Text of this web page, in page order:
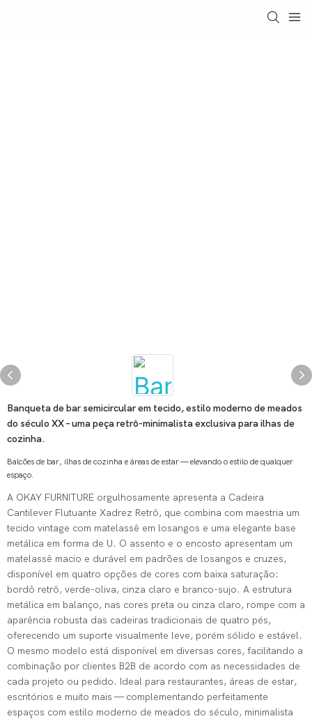
Banqueta de bar semicircular em tecido, estilo moderno de meados
do século XX – uma peça retrô-minimalista exclusiva para ilhas de
cozinha.
Balcões de bar, ilhas de cozinha e áreas de estar — elevando o estilo de qualquer
espaço.
A OKAY FURNITURE orgulhosamente apresenta a Cadeira
Cantilever Flutuante Xadrez Retrô, que combina com maestria um
tecido vintage com matelassê em losangos e uma elegante base
metálica em forma de U. O assento e o encosto apresentam um
matelassê macio e durável em padrões de losangos e cruzes,
disponível em quatro opções de cores com baixa saturação:
bordô retrô, verde-oliva, cinza claro e branco-sujo. A estrutura
metálica em balanço, nas cores preta ou cinza claro, rompe com a
aparência robusta das cadeiras tradicionais de quatro pés,
oferecendo um suporte visualmente leve, porém sólido e estável.
O mesmo modelo está disponível em diversas cores, facilitando a
combinação por clientes B2B de acordo com as necessidades de
cada projeto ou pedido. Ideal para restaurantes, áreas de estar,
escritórios e muito mais — complementando perfeitamente
espaços com estilo moderno de meados do século, minimalista